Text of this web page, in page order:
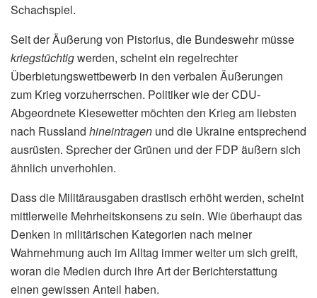
Schachspiel.
Seit der Äußerung von Pistorius, die Bundeswehr müsse
kriegstüchtigwerden, scheint ein regelrechter
Überbietungswettbewerb in den verbalen Äußerungen
zum Krieg vorzuherrschen. Politiker wie der CDU-
Abgeordnete Kiesewetter möchten den Krieg am liebsten
nach Russland hineintragen und die Ukraine entsprechend
ausrüsten. Sprecher der Grünen und der FDP äußern sich
ähnlich unverhohlen.
Dass die Militärausgaben drastisch erhöht werden, scheint
mittlerweile Mehrheitskonsens zu sein. Wie überhaupt das
Denken in militärischen Kategorien nach meiner
Wahrnehmung auch im Alltag immer weiter um sich greift,
woran die Medien durch ihre Art der Berichterstattung
einen gewissen Anteil haben.